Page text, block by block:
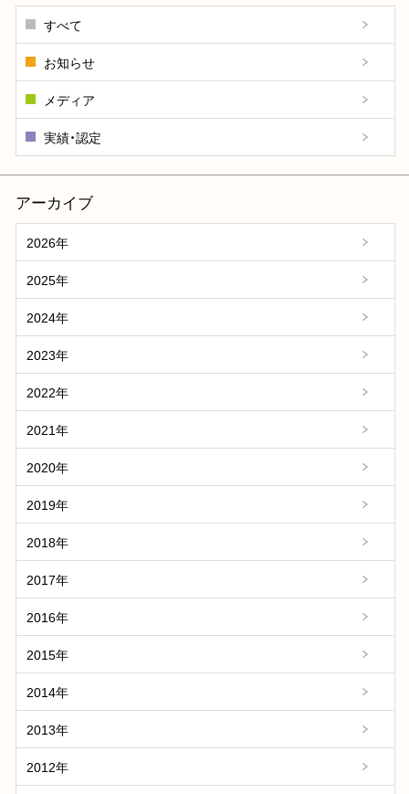
すべて
お知らせ
メディア
実績・認定
アーカイブ
2026年
2025年
2024年
2023年
2022年
2021年
2020年
2019年
2018年
2017年
2016年
2015年
2014年
2013年
2012年